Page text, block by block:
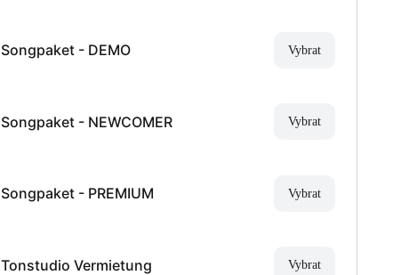
Songpaket - DEMO Vybrat
Songpaket - NEWCOMER Vybrat
Songpaket - PREMIUM Vybrat
Tonstudio Vermietung Vybrat